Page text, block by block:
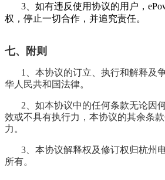
3、如有违反使用协议的用户，
权，停止一切合作，并追究责任。
七、附则
1、本协议的订立、执行和解释及
华人民共和国法律。
2、如本协议中的任何条款无论因
效或不具有执行力，本协议的其余条
力。
3、本协议解释权及修订权归杭州
所有。